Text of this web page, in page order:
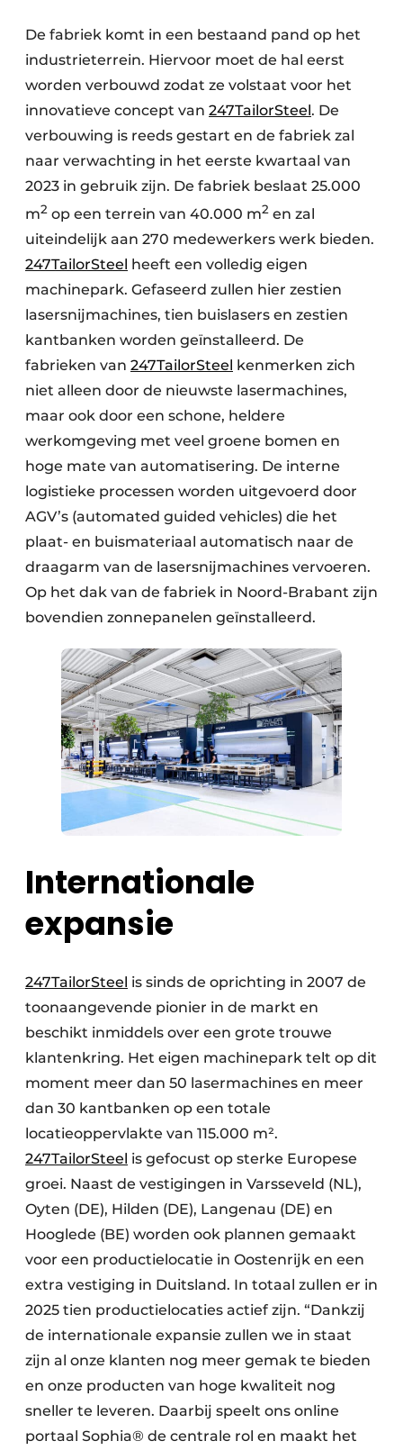
De fabriek komt in een bestaand pand op het
industrieterrein. Hiervoor moet de hal eerst
worden verbouwd zodat ze volstaat voor het
innovatieve concept van 247TailorSteel. De
verbouwing is reeds gestart en de fabriek zal
naar verwachting in het eerste kwartaal van
2023 in gebruik zijn. De fabriek beslaat 25.000
m2 op een terrein van 40.000 m2 en zal
uiteindelijk aan 270 medewerkers werk bieden.
247TailorSteel heeft een volledig eigen
machinepark. Gefaseerd zullen hier zestien
lasersnijmachines, tien buislasers en zestien
kantbanken worden geïnstalleerd. De
fabrieken van 247TailorSteel kenmerken zich
niet alleen door de nieuwste lasermachines,
maar ook door een schone, heldere
werkomgeving met veel groene bomen en
hoge mate van automatisering. De interne
logistieke processen worden uitgevoerd door
AGV’s (automated guided vehicles) die het
plaat- en buismateriaal automatisch naar de
draagarm van de lasersnijmachines vervoeren.
Op het dak van de fabriek in Noord-Brabant zijn
bovendien zonnepanelen geïnstalleerd.
Internationale
expansie
247TailorSteel is sinds de oprichting in 2007 de
toonaangevende pionier in de markt en
beschikt inmiddels over een grote trouwe
klantenkring. Het eigen machinepark telt op dit
moment meer dan 50 lasermachines en meer
dan 30 kantbanken op een totale
locatieoppervlakte van 115.000 m².
247TailorSteel is gefocust op sterke Europese
groei. Naast de vestigingen in Varsseveld (NL),
Oyten (DE), Hilden (DE), Langenau (DE) en
Hooglede (BE) worden ook plannen gemaakt
voor een productielocatie in Oostenrijk en een
extra vestiging in Duitsland. In totaal zullen er in
2025 tien productielocaties actief zijn. “Dankzij
de internationale expansie zullen we in staat
zijn al onze klanten nog meer gemak te bieden
en onze producten van hoge kwaliteit nog
sneller te leveren. Daarbij speelt ons online
portaal Sophia® de centrale rol en maakt het